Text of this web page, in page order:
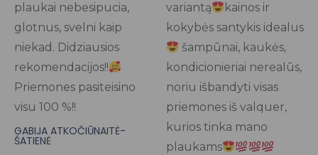
plaukai nebesipucia,
glotnus, svelni kaip
niekad. Didziausios
rekomendacijos!!
Priemones pasiteisino
visu 100 %!!
GABIJA ATKOČIŪNAITĖ-
ŠATIENĖ
variantą
kainos ir
kokybės santykis idealus
šampūnai, kaukės,
kondicionieriai nerealūs,
noriu išbandyti visas
priemones iš valquer,
kurios tinka mano
plaukams